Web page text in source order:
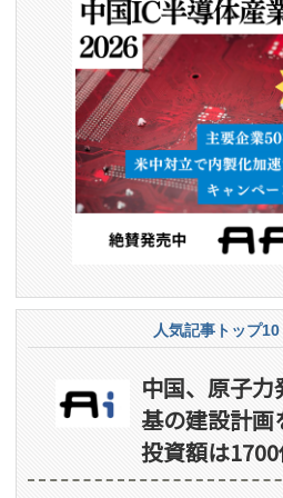
人気記事トップ10
中国、原子力
基の建設計
投資額は